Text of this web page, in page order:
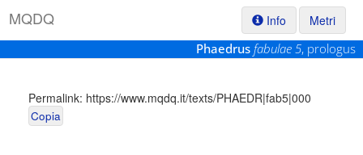
MQDQ Info
Metri
Phaedrus fabulae 5, prologus
Permalink: https://www.mqdq.it/texts/PHAEDR|fab5|000
Copia